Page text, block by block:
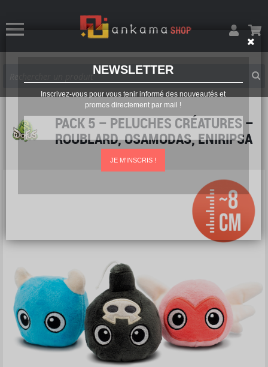
NEWSLETTER
Inscrivez-vous pour vous tenir informé des nouveautés et
promos directement par mail !
JE M'INSCRIS !
PACK 5 – PELUCHES CRÉATURES –
ROUBLARD, OSAMODAS, ENIRIPSA